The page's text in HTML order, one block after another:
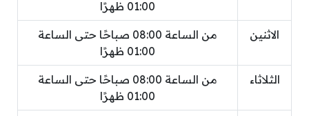
01:00 ظهرًا
الاثنين
من الساعة 08:00 صباحًا حتى الساعة
01:00 ظهرًا
الثلاثاء
من الساعة 08:00 صباحًا حتى الساعة
01:00 ظهرًا